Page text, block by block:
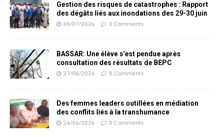
Gestion des risques de catastrophes : Rapport
des dégâts liés aux inondations des 29-30 juin
08/07/2026 0 Comments
BASSAR: Une élève s’est pendue après
consultation des résultats de BEPC
27/06/2026 0 Comments
Des femmes leaders outillées en médiation
des conflits liés à la transhumance
26/06/2026 0 Comments